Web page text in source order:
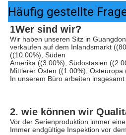
Häufig gestellte
1Wer sind wir?
Wir haben unseren Sitz in
verkaufen auf dem Inlandsmarkt
((10.00%), Süden
Amerika ((3.00%), Südostasien
Mittlerer Osten ((1.00%), Osteuropa
In unserem Büro arbeiten insgesamt
2. wie können wir
Vor der Serienproduktion immer
Immer endgültige Inspektion vor